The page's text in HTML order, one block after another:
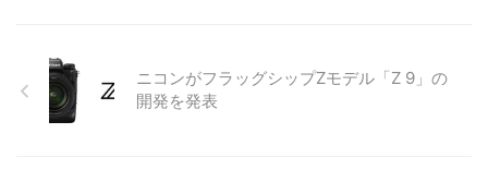
ニコンがフラッグシップZモデル「Z 9」の
開発を発表